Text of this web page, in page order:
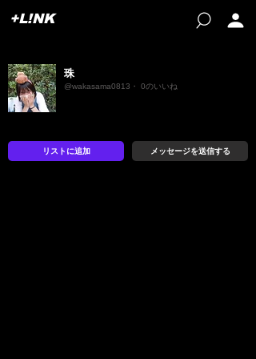
+L!NK
珠
@wakasama0813・ 0のいいね
リストに追加 メッセージを送信する